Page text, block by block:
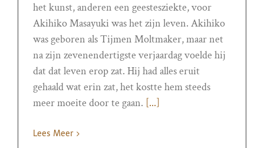
het kunst, anderen een geestesziekte, voor
Akihiko Masayuki was het zijn leven. Akihiko
was geboren als Tijmen Moltmaker, maar net
na zijn zevenendertigste verjaardag voelde hij
dat dat leven erop zat. Hij had alles eruit
gehaald wat erin zat, het kostte hem steeds
meer moeite door te gaan. [...]
Lees Meer